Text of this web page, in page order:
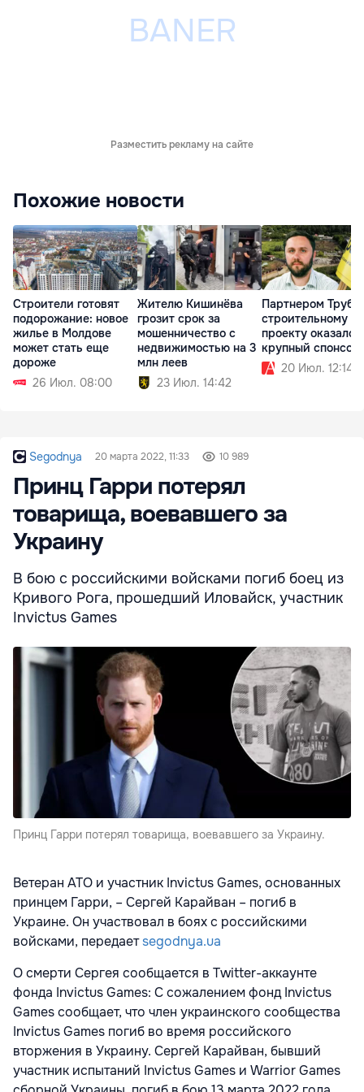
Разместить рекламу на сайте
Похожие новости
Строители готовят
подорожание: новое
жилье в Молдове
может стать еще
дороже
26 Июл. 08:00
Жителю Кишинёва
грозит срок за
мошенничество с
недвижимостью на 3
млн леев
23 Июл. 14:42
Партнером
строительному
проекту оказался
крупный спонсор
20 Июл. 12:14
Segodnya 20 марта 2022, 11:33 10 989
Принц Гарри потерял
товарища, воевавшего за
Украину
В бою с российскими войсками погиб боец из
Кривого Рога, прошедший Иловайск, участник
Invictus Games
Принц Гарри потерял товарища, воевавшего за Украину.
Ветеран АТО и участник Invictus Games, основанных
принцем Гарри, – Сергей Карайван – погиб в
Украине. Он участвовал в боях с российскими
войсками, передаетsegodnya.ua
О смерти Сергея сообщается в Twitter-аккаунте
фонда Invictus Games: С сожалением фонд Invictus
Games сообщает, что член украинского сообщества
Invictus Games погиб во время российского
вторжения в Украину. Сергей Карайван, бывший
участник испытаний Invictus Games и Warrior Games